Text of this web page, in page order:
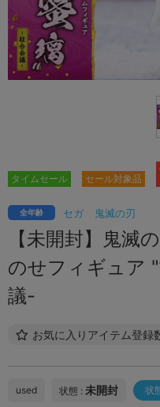
セガ 鬼滅の刃
全年齢
【未開封】鬼滅
のせフィギュア
議-
お気に入りアイテム登録
タイムセール セール対象品
used 状態 : 未開封 状